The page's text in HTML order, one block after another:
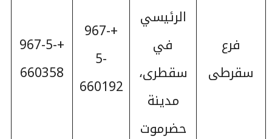
فرع
سقرطى
الرئيسي
في
سقطرى،
مدينة
حضرموت
+967-
5-
660192
+967-5-
660358